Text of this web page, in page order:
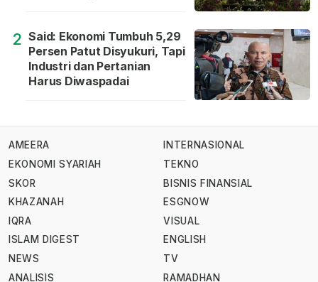
2 Said: Ekonomi Tumbuh 5,29
Persen Patut Disyukuri, Tapi
Industri dan Pertanian
Harus Diwaspadai
AMEERA
EKONOMI SYARIAH
SKOR
KHAZANAH
IQRA
ISLAM DIGEST
NEWS
ANALISIS
INTERNASIONAL
TEKNO
BISNIS FINANSIAL
ESGNOW
VISUAL
ENGLISH
TV
RAMADHAN